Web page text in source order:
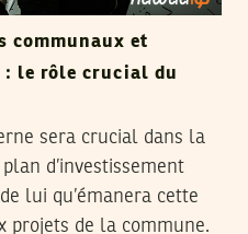
communaux et
le rôle crucial du
sera crucial dans la
d’investissement
lui qu’émanera cette
projets de la commune.